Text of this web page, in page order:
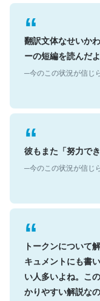
翻訳文体なせいか
ーの短編を読んだ
彼もまた「努力で
トークンについて
キュメントにも書
い人多いよね。こ
かりやすい解説な